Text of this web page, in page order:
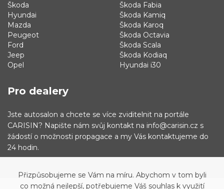
Škoda
Hyundai
Mazda
Peugeot
Ford
Jeep
Opel
Škoda Fabia
Škoda Kamiq
Škoda Karoq
Škoda Octavia
Škoda Scala
Škoda Kodiaq
Hyundai i30
Pro dealery
Jste autosalon a chcete se více zviditelnit na portále
CARISIN? Napište nám svůj kontakt na info@carisin.cz s
žádostí o možnosti propagace a my Vás kontaktujeme do
24 hodin.
Přizpůsobujeme se Vám na míru. Abychom v tom byli
co možná nejlepší, potřebujeme Váš souhlas k využití